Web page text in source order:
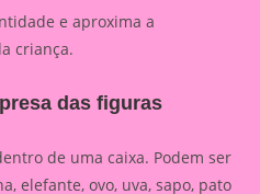
e aproxima a
criança.
das figuras
de uma caixa. Podem ser
elefante, ovo, uva, sapo, pato